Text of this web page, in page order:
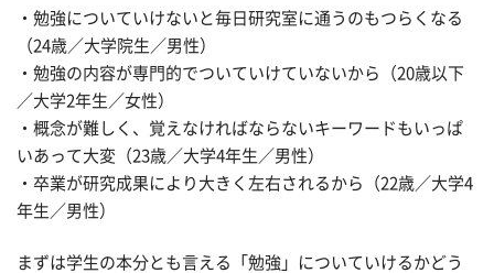
・勉強についていけないと毎日研究室に通うのもつらくなる
（24歳／大学院生／男性）
・勉強の内容が専門的でついていけていないから（20歳以下
／大学2年生／女性）
・概念が難しく、覚えなければならないキーワードもいっぱ
いあって大変（23歳／大学4年生／男性）
・卒業が研究成果により大きく左右されるから（22歳／大学4
年生／男性）
まずは学生の本分とも言える「勉強」についていけるかどう